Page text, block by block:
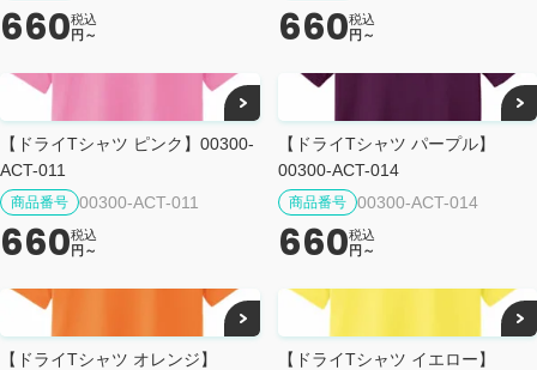
660税込
円～
660税込
円～
【ドライTシャツ ピンク】00300-
ACT-011
商品番号 00300-ACT-011
660税込
円～
【ドライTシャツ パープル】
00300-ACT-014
商品番号 00300-ACT-014
660税込
円～
【ドライTシャツ オレンジ】
【ドライTシャツ イエロー】